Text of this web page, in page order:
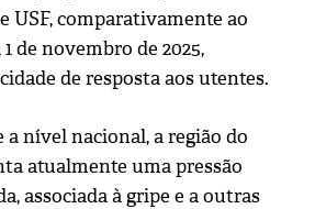
USF, comparativamente ao
de novembro de 2025,
de resposta aos utentes.
a nível nacional, a região do
atualmente uma pressão
associada à gripe e a outras